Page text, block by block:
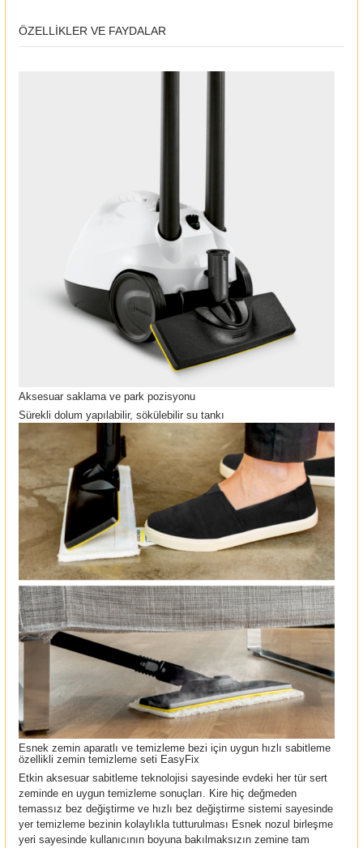
ÖZELLIKLER VE FAYDALAR
Aksesuar saklama ve park pozisyonu
Sürekli dolum yapılabilir, sökülebilir su tankı
Esnek zemin aparatlı ve temizleme bezi için uygun hızlı sabitleme
özellikli zemin temizleme seti EasyFix
Etkin aksesuar sabitleme teknolojisi sayesinde evdeki her tür sert
zeminde en uygun temizleme sonuçları. Kire hiç değmeden
temassız bez değiştirme ve hızlı bez değiştirme sistemi sayesinde
yer temizleme bezinin kolaylıkla tutturulması Esnek nozul birleşme
yeri sayesinde kullanıcının boyuna bakılmaksızın zemine tam